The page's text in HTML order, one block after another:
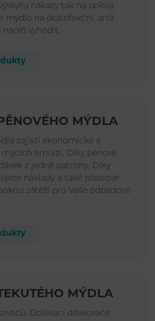
nákazy tak na pokoji
mýdlo na dezinfekční, aniž
náplň vyhodit.
MÝDLA
zajistí ekonomické a
emulzí, Díky pěnové
z jedné patrony, Díky
náklady a také plastové
zátěží pro Vaše odpadové
MÝDLA
Dolévací dávkovače